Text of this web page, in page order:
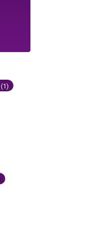
(1)